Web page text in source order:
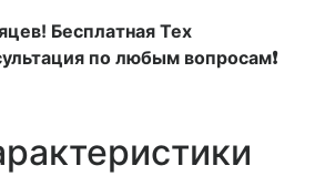
Бесплатная Тех
по любым вопросам❗